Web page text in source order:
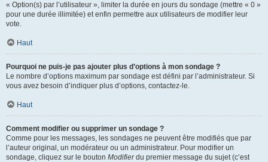
« Option(s) par l’utilisateur », limiter la durée en jours du sondage (mettre « 0 »
pour une durée illimitée) et enfin permettre aux utilisateurs de modifier leur
vote.
Haut
Pourquoi ne puis-je pas ajouter plus d’options à mon sondage ?
Le nombre d’options maximum par sondage est défini par l’administrateur. Si
vous avez besoin d’indiquer plus d’options, contactez-le.
Haut
Comment modifier ou supprimer un sondage ?
Comme pour les messages, les sondages ne peuvent être modifiés que par
l’auteur original, un modérateur ou un administrateur. Pour modifier un
sondage, cliquez sur le bouton Modifierdu premier message du sujet (c’est